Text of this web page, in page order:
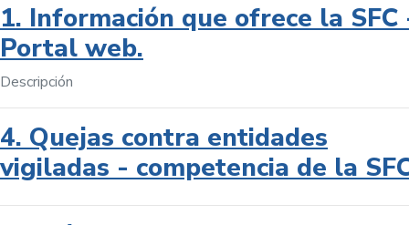
1. Información que ofrece la SFC
Portal web.
Descripción
4. Quejas contra entidades
vigiladas - competencia de la